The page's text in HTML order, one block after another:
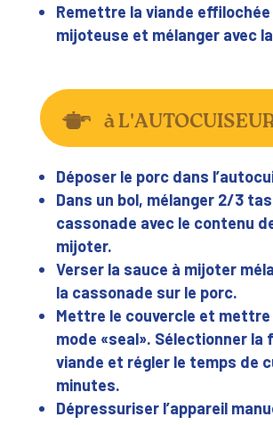
Remettre la viande effilochée
mijoteuse et mélanger avec
à
Déposer le porc dans
Dans un bol, mélanger 2/3
cassonade avec le contenu
mijoter.
Verser la sauce à mijoter
la cassonade sur le porc.
Mettre le couvercle et mettre
mode «seal». Sélectionner la
viande et régler le temps de
minutes.
Dépressuriser l’appareil